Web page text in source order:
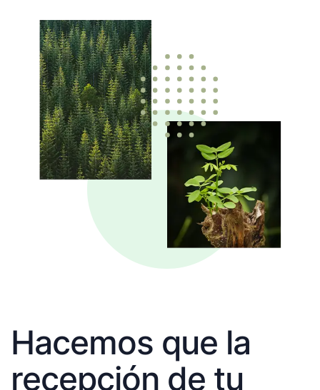
Hacemos que la
recepción de tu